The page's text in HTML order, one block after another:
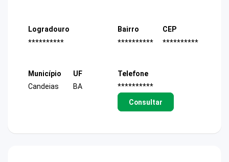
Logradouro
**********
Bairro
**********
CEP
**********
Município
Candeias
UF
BA
Telefone
**********
Consultar